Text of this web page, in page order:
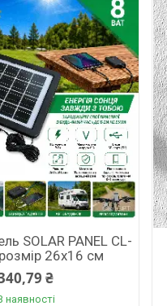
SOLAR PANEL CL-
26х16 см
₴
наявності